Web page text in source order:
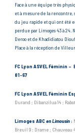
Face à une équipe très
et à mesure de la rencontre,
du jeu rapide et qui ont été
perdue par Limoges 43 à 24.
Deroo et de Khadidiatou
Place à la réception de
FC Lyon ASVEL Féminin
81-67
FC Lyon ASVEL Féminin
Durand ; Dibanzilua 14 ; Rabot
Limoges ABCen Limousin:
Breuil 9 ; Drame ; Chauveau